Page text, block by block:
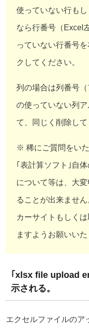
使っていない行も
なら行番号（Excel
っていない行番号
クしてください。
列の場合は列番号（
の使っていない列
て、同じく削除して
※ 稀にご質問をい
｢表計算ソフト｣自
について等は、大
ることが出来ませ
カーサイトもしく
ますようお願いいた
｢xlsx file upload
示される。
エクセルファイルのア